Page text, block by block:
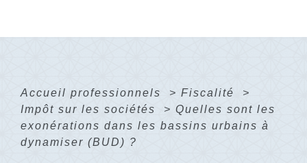
Accueil professionnels > Fiscalité
>
Impôt sur les sociétés
> Quelles sont les
exonérations dans les bassins urbains à
dynamiser (BUD) ?